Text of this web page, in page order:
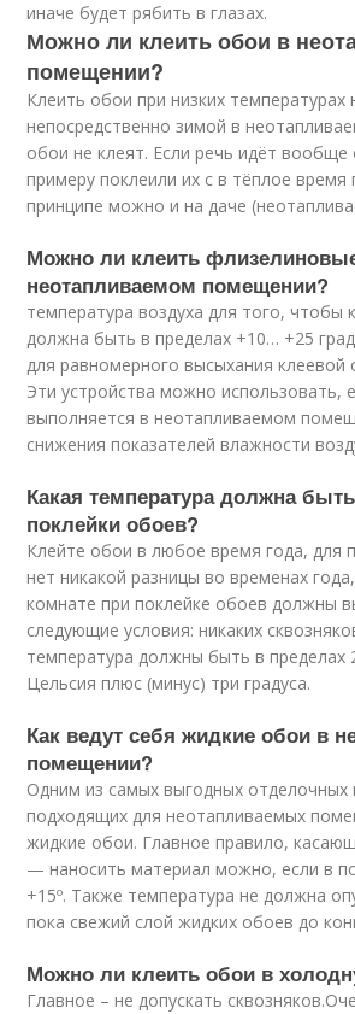
иначе будет рябить в глазах.
Можно ли клеить обои в
помещении?
Клеить обои при низких температурах
непосредственно зимой в
обои не клеят. Если речь идёт вообще
примеру поклеили их с в тёплое время
принципе можно и на даче
Можно ли клеить
неотапливаемом помещении?
температура воздуха для того, чтобы
должна быть в пределах +10… +25
для равномерного высыхания
Эти устройства можно использовать,
выполняется в неотапливаемом
снижения показателей влажности
Какая температура должна
поклейки обоев?
Клейте обои в любое время года, для
нет никакой разницы во временах
комнате при поклейке обоев должны
следующие условия: никаких
температура должны быть в пределах
Цельсия плюс (минус) три градуса.
Как ведут себя жидкие обои в
помещении?
Одним из самых выгодных отделочных
подходящих для неотапливаемых
жидкие обои. Главное правило,
— наносить материал можно, если в
+15º. Также температура не должна
пока свежий слой жидких обоев до
Можно ли клеить обои в
Главное – не допускать